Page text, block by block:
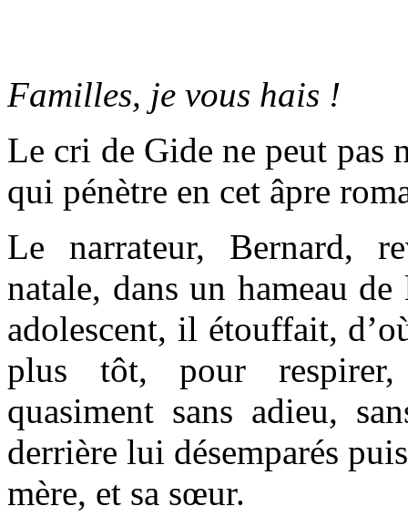
Familles, je vous hais !
Le cri de Gide ne peut pas
qui pénètre en cet âpre
Le narrateur, Bernard,
natale, dans un hameau
adolescent, il étouffait,
plus tôt, pour respirer,
quasiment sans adieu,
derrière lui désemparés
mère, et sa sœur.